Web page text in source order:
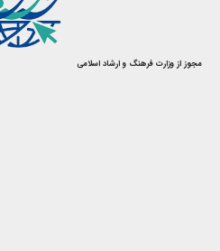
مجوز از وزارت فرهنگ و ارشاد اسلامی